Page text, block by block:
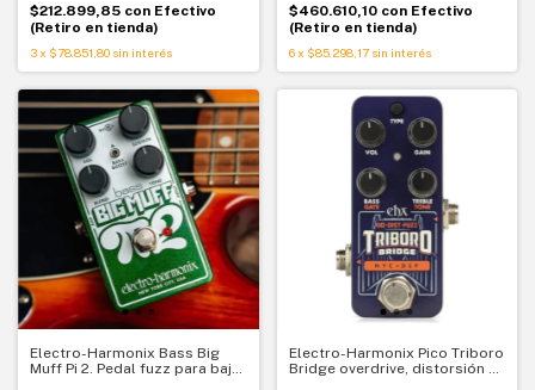
$212.899,85 con Efectivo
(Retiro en tienda)
3x $78.851,80 sin interés
$460.610,10 con Efectivo
(Retiro en tienda)
6 x $85.298,17 sin interés
Electro-Harmonix Bass Big
Muff Pi 2. Pedal fuzz para bajo.
Electro-Harmonix Pico Triboro
Bridge overdrive, distorsión y